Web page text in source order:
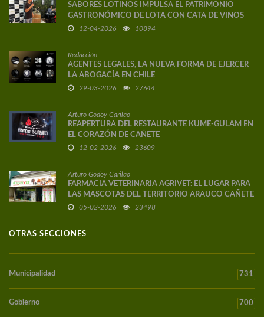
SABORES LOTINOS IMPULSA EL PATRIMONIO
GASTRONÓMICO DE LOTA CON CATA DE VINOS
DE AUTOR
12-04-2026 10894
Redacción
AGENTES LEGALES, LA NUEVA FORMA DE EJERCER
LA ABOGACÍA EN CHILE
29-03-2026 27644
Arturo Godoy Carilao
REAPERTURA DEL RESTAURANTE KUME-GULAM EN
EL CORAZÓN DE CAÑETE
12-02-2026 23609
Arturo Godoy Carilao
FARMACIA VETERINARIA AGRIVET: EL LUGAR PARA
LAS MASCOTAS DEL TERRITORIO ARAUCO CAÑETE
05-02-2026 23498
OTRAS SECCIONES
Municipalidad 731
Gobierno 700